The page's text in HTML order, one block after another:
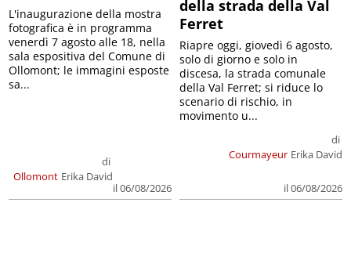
Ollomont
di
Erika David
il 06/08/2026
L'inaugurazione della mostra
fotografica è in programma
venerdì 7 agosto alle 18, nella
sala espositiva del Comune di
Ollomont; le immagini esposte
sa...
della strada della Val
Ferret
Courmayeur
di
Erika David
il 06/08/2026
Riapre oggi, giovedì 6 agosto,
solo di giorno e solo in
discesa, la strada comunale
della Val Ferret; si riduce lo
scenario di rischio, in
movimento u...